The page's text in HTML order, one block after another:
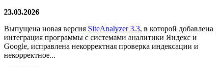
23.03.2026
Выпущена новая версия SiteAnalyzer 3.3, в которой добавлена
интеграция программы с системами аналитики Яндекс и
Google, исправлена некорректная проверка индексации и
некорректное...